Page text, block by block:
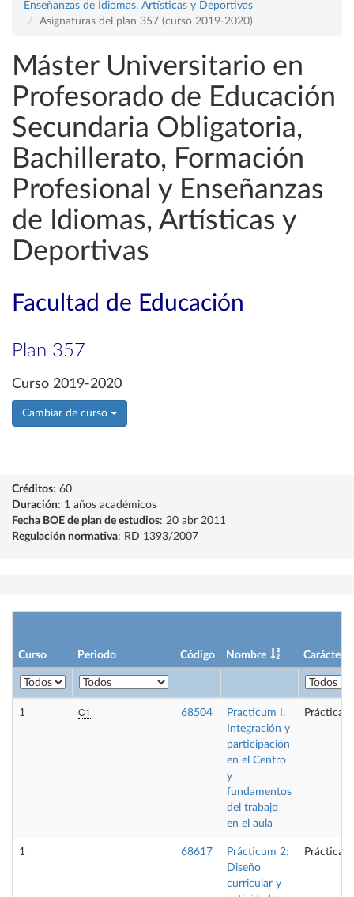
Enseñanzas de Idiomas, Artísticas y Deportivas
Asignaturas del plan 357 (curso 2019-2020)
Máster Universitario en
Profesorado de Educación
Secundaria Obligatoria,
Bachillerato, Formación
Profesional y Enseñanzas
de Idiomas, Artísticas y
Deportivas
Facultad de Educación
Plan 357
Curso 2019-2020
Cambiar de curso
Créditos: 60
Duración: 1 años académicos
Fecha BOE de plan de estudios: 20 abr 2011
Regulación normativa: RD 1393/2007
Curso Periodo Código Nombre Carácter
1 C1 68504
Practicum I.
Integración y
participación
en el Centro
y
fundamentos
del trabajo
en el aula
Prácticas
1 68617
Prácticum 2:
Diseño
curricular y
Prácticas